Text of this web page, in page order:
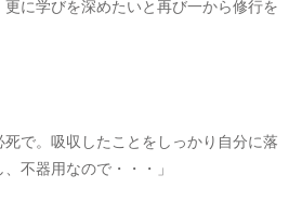
に学びを深めたいと再び一から修行を
死で。吸収したことをしっかり自分に落
不器用なので・・・」